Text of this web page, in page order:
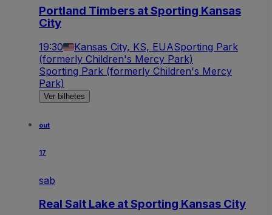
Portland Timbers at Sporting Kansas
City
19:30 Kansas City, KS, EUASporting Park
(formerly Children's Mercy Park)
Sporting Park (formerly Children's Mercy
Park)
Ver bilhetes
out
17
sab
Real Salt Lake at Sporting Kansas City